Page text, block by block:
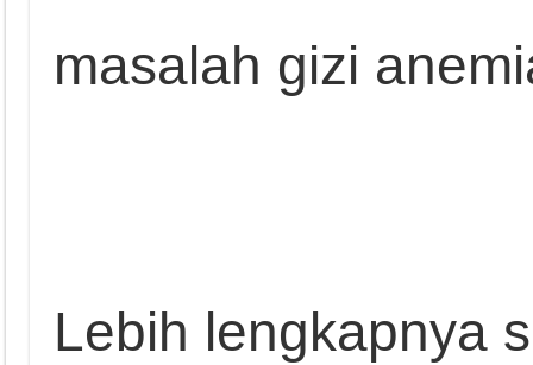
masalah gizi
Lebih lengkapnya